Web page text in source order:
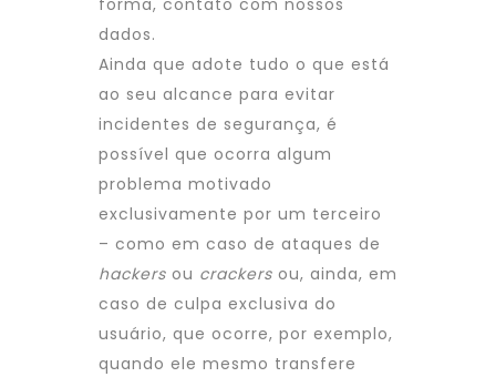
forma, contato com nossos
dados.
Ainda que adote tudo o que está
ao seu alcance para evitar
incidentes de segurança, é
possível que ocorra algum
problema motivado
exclusivamente por um terceiro
– como em caso de ataques de
hackers ou crackers ou, ainda, em
caso de culpa exclusiva do
usuário, que ocorre, por exemplo,
quando ele mesmo transfere